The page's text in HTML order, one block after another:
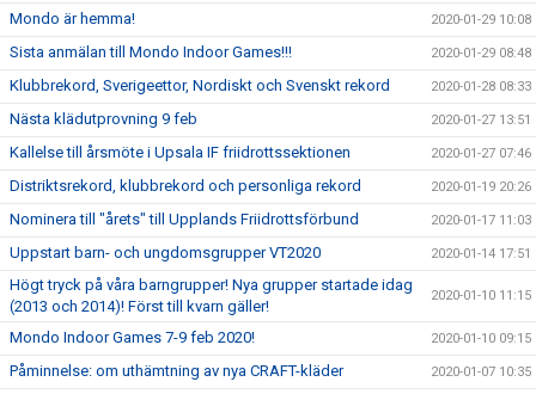
Mondo är hemma! 2020-01-29 10:08
Sista anmälan till Mondo Indoor Games!!! 2020-01-29 08:48
Klubbrekord, Sverigeettor, Nordiskt och Svenskt rekord 2020-01-28 08:33
Nästa klädutprovning 9 feb 2020-01-27 13:51
Kallelse till årsmöte i Upsala IF friidrottssektionen 2020-01-27 07:46
Distriktsrekord, klubbrekord och personliga rekord 2020-01-19 20:26
Nominera till "årets" till Upplands Friidrottsförbund 2020-01-17 11:03
Uppstart barn- och ungdomsgrupper VT2020 2020-01-14 17:51
Högt tryck på våra barngrupper! Nya grupper startade idag
(2013 och 2014)! Först till kvarn gäller!
2020-01-10 11:15
Mondo Indoor Games 7-9 feb 2020! 2020-01-10 09:15
Påminnelse: om uthämtning av nya CRAFT-kläder 2020-01-07 10:35